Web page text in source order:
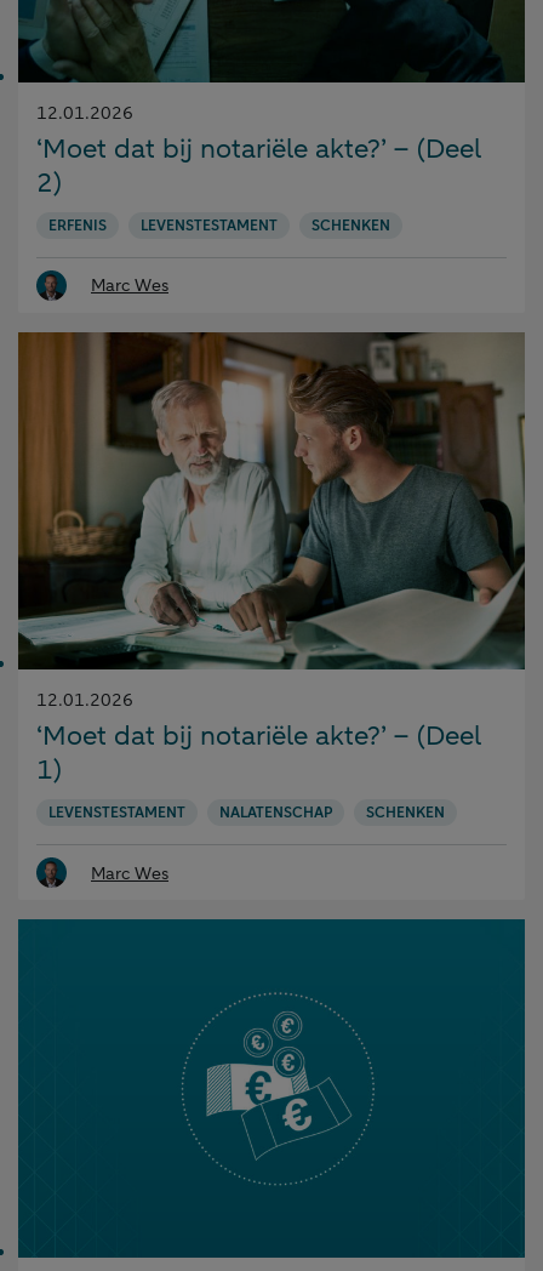
Gepubliceerd
op:
12.01.2026
‘Moet dat bij notariële akte?’ – (Deel
2)
ERFENIS LEVENSTESTAMENT SCHENKEN
Marc Wes
Gepubliceerd
op:
12.01.2026
‘Moet dat bij notariële akte?’ – (Deel
1)
LEVENSTESTAMENT NALATENSCHAP SCHENKEN
Marc Wes